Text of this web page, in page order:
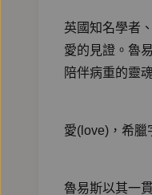
英國知名學者
愛的見證。魯
陪伴病重的靈
愛(love)，希臘
魯易斯以其一